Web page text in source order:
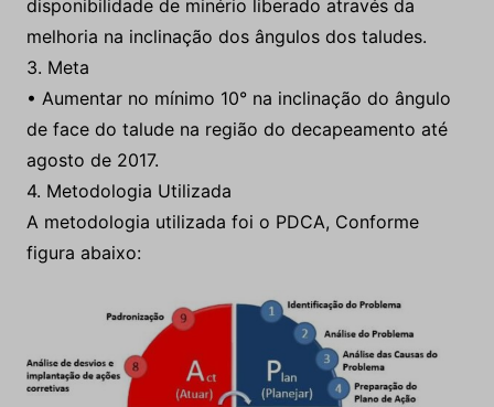
de face do talude na região do decapeamento até
agosto de 2017.
4. Metodologia Utilizada
A metodologia utilizada foi o PDCA, Conforme
figura abaixo: